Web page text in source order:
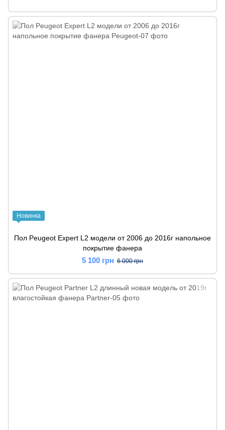
Новинка
Пол Peugeot Expert L2 модели от 2006 до 2016г напольное
покрытие фанера
5 100 грн 6 000 грн